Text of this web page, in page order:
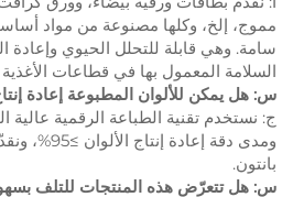
مموج، إلخ، وكلها مصنوعة من مواد
سامة. وهي قابلة للتحلل الحيوي وإعادة
السلامة المعمول بها في قطاعات الأغذية
س: هل يمكن للألوان المطبوعة إعادة
ج: نستخدم تقنية الطباعة الرقمية عالية
ومدى دقة
بانتون.
س: هل تتعرّض هذه المنتجات للتلف